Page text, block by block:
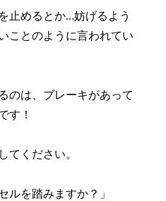
止めるとか…妨げるよう
ことのように言われてい
のは、ブレーキがあって
す！
てください。
ルを踏みますか？」